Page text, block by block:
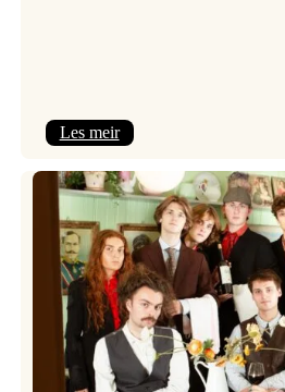
Les meir:
Olaug
Nilssen